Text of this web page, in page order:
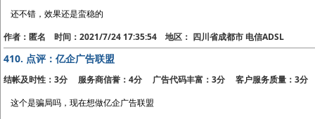
还不错，效果还是蛮稳的
作者：匿名 时间：2021/7/24 17:35:54 地区： 四川省成都市 电信ADSL
410. 点评：亿企广告联盟
结帐及时性：3分 服务商信誉：4分 广告代码丰富：3分 客户服务质量：3分
这个是骗局吗，现在想做亿企广告联盟